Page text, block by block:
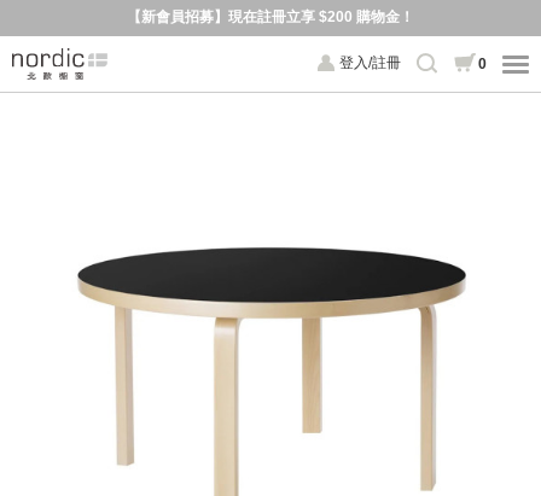
【新會員招募】現在註冊立享 $200 購物金！
登入/註冊 0